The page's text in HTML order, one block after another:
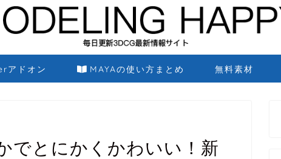
アドオン MAYAの使い方まとめ 無料素材
でとにかくかわいい！新